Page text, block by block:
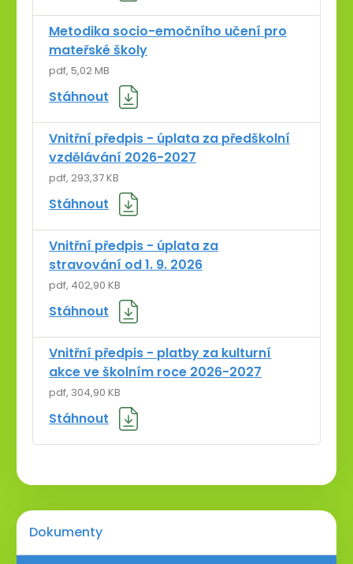
Metodika socio-emočního učení pro
mateřské školy
pdf, 5,02 MB
Stáhnout
Vnitřní předpis - úplata za předškolní
vzdělávání 2026-2027
pdf, 293,37 KB
Stáhnout
Vnitřní předpis - úplata za
stravování od 1. 9. 2026
pdf, 402,90 KB
Stáhnout
Vnitřní předpis - platby za kulturní
akce ve školním roce 2026-2027
pdf, 304,90 KB
Stáhnout
Dokumenty